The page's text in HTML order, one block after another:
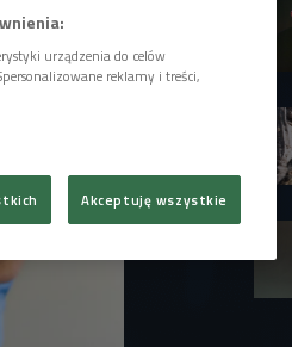
urządzenia do celów
reklamy i treści,
Akceptuję wszystkie